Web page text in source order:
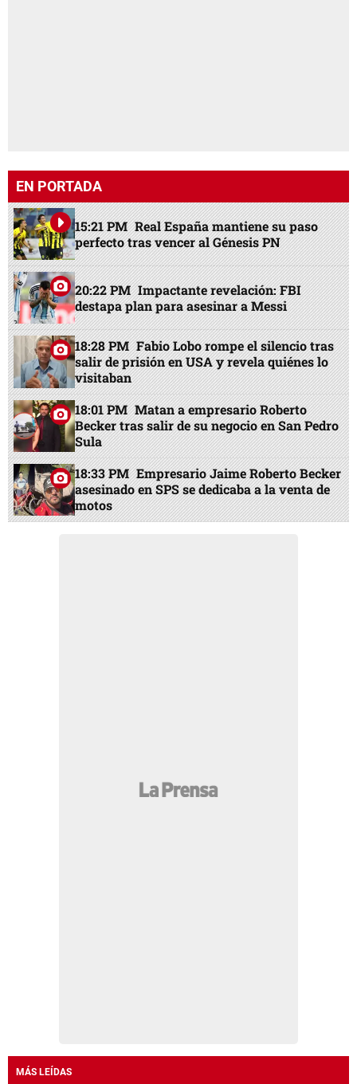
EN PORTADA
15:21 PM Real España mantiene su paso
perfecto tras vencer al Génesis PN
20:22 PM Impactante revelación: FBI
destapa plan para asesinar a Messi
18:28 PM Fabio Lobo rompe el silencio tras
salir de prisión en USA y revela quiénes lo
visitaban
18:01 PM Matan a empresario Roberto
Becker tras salir de su negocio en San Pedro
Sula
18:33 PM Empresario Jaime Roberto Becker
asesinado en SPS se dedicaba a la venta de
motos
MÁS LEÍDAS